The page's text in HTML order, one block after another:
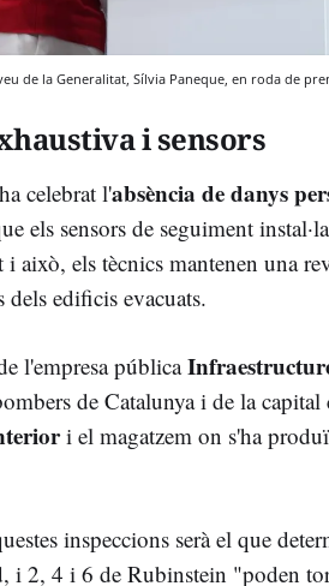
de la Generalitat, Sílvia Paneque, en roda de
i sensors
celebrat l'absència de danys
els sensors de seguiment
això, els tècnics mantenen una
dels edificis evacuats.
l'empresa pública
de Catalunya i de la
i el magatzem on s'ha
inspeccions serà el que
i 2, 4 i 6 de Rubinstein "poden